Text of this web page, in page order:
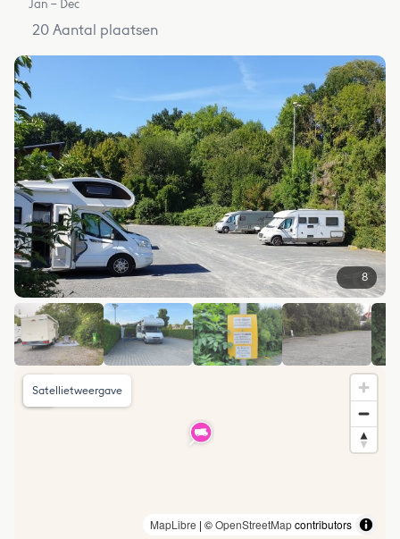
Jan – Dec
20 Aantal plaatsen
8
MapLibre | ©OpenStreetMapcontributors
Satellietweergave